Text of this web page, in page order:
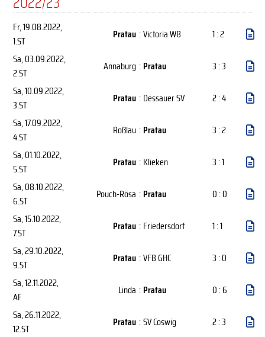
Fr, 19.08.2022,
1.ST
Pratau :Victoria WB
1 : 2
Sa, 03.09.2022,
2.ST
Annaburg : Pratau
3 : 3
Sa, 10.09.2022,
3.ST
Pratau : Dessauer SV
2 : 4
Sa, 17.09.2022,
4.ST
Roßlau : Pratau
3 : 2
Sa, 01.10.2022,
5.ST
Pratau : Klieken
3 : 1
Sa, 08.10.2022,
6.ST
Pouch-Rösa : Pratau
0 : 0
Sa, 15.10.2022,
7.ST
Pratau : Friedersdorf
1 : 1
Sa, 29.10.2022,
9.ST
Pratau :VFB GHC
3 : 0
Sa, 12.11.2022,
AF
Linda : Pratau
0 : 6
Sa, 26.11.2022,
12.ST
Pratau :SV Coswig
2 : 3